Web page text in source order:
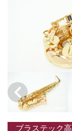
ブラステック